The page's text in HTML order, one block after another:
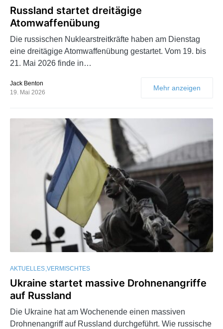
Russland startet dreitägige
Atomwaffenübung
Die russischen Nuklearstreitkräfte haben am Dienstag
eine dreitägige Atomwaffenübung gestartet. Vom 19. bis
21. Mai 2026 finde in…
Jack Benton
19. Mai 2026
Mehr anzeigen
AKTUELLES VERMISCHTES
Ukraine startet massive Drohnenangriffe
auf Russland
Die Ukraine hat am Wochenende einen massiven
Drohnenangriff auf Russland durchgeführt. Wie russische